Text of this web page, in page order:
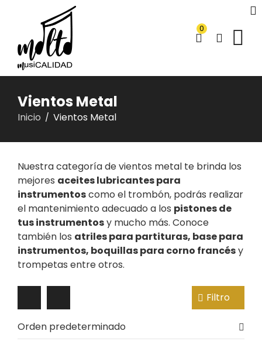
0
Vientos Metal
Inicio / Vientos Metal
Nuestra categoría de vientos metal te brinda los
mejores aceites lubricantes para
instrumentoscomo el trombón, podrás realizar
el mantenimiento adecuado a los pistones de
tus instrumentosy mucho más. Conoce
también los atriles para partituras, base para
instrumentos, boquillas para corno francésy
trompetas entre otros.
Filtro
Orden predeterminado